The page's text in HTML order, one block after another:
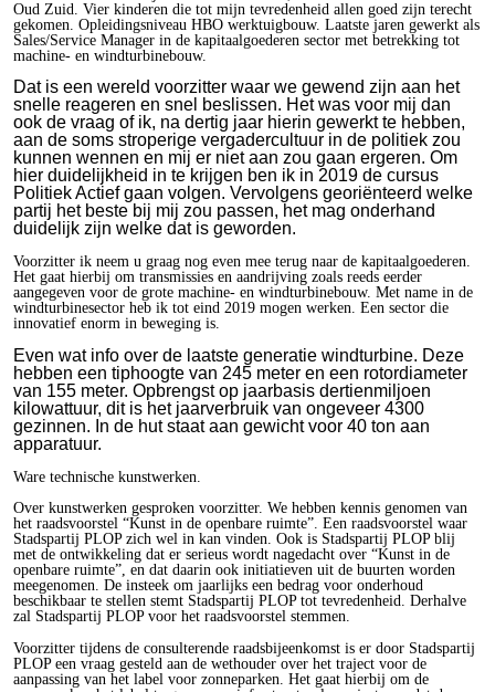
Oud Zuid. Vier kinderen die tot mijn tevredenheid allen goed zijn terecht
gekomen. Opleidingsniveau HBO werktuigbouw. Laatste jaren gewerkt als
Sales/Service Manager in de kapitaalgoederen sector met betrekking tot
machine- en windturbinebouw.
Dat is een wereld voorzitter waar we gewend zijn aan het
snelle reageren en snel beslissen. Het was voor mij dan
ook de vraag of ik, na dertig jaar hierin gewerkt te hebben,
aan de soms stroperige vergadercultuur in de politiek zou
kunnen wennen en mij er niet aan zou gaan ergeren. Om
hier duidelijkheid in te krijgen ben ik in 2019 de cursus
Politiek Actief gaan volgen. Vervolgens georiënteerd welke
partij het beste bij mij zou passen, het mag onderhand
duidelijk zijn welke dat is geworden.
Voorzitter ik neem u graag nog even mee terug naar de kapitaalgoederen.
Het gaat hierbij om transmissies en aandrijving zoals reeds eerder
aangegeven voor de grote machine- en windturbinebouw. Met name in de
windturbinesector heb ik tot eind 2019 mogen werken. Een sector die
innovatief enorm in beweging is.
Even wat info over de laatste generatie windturbine. Deze
hebben een tiphoogte van 245 meter en een rotordiameter
van 155 meter. Opbrengst op jaarbasis dertienmiljoen
kilowattuur, dit is het jaarverbruik van ongeveer 4300
gezinnen. In de hut staat aan gewicht voor 40 ton aan
apparatuur.
Ware technische kunstwerken.
Over kunstwerken gesproken voorzitter. We hebben kennis genomen van
het raadsvoorstel “Kunst in de openbare ruimte”. Een raadsvoorstel waar
Stadspartij PLOP zich wel in kan vinden. Ook is Stadspartij PLOP blij
met de ontwikkeling dat er serieus wordt nagedacht over “Kunst in de
openbare ruimte”, en dat daarin ook initiatieven uit de buurten worden
meegenomen. De insteek om jaarlijks een bedrag voor onderhoud
beschikbaar te stellen stemt Stadspartij PLOP tot tevredenheid. Derhalve
zal Stadspartij PLOP voor het raadsvoorstel stemmen.
Voorzitter tijdens de consulterende raadsbijeenkomst is er door Stadspartij
PLOP een vraag gesteld aan de wethouder over het traject voor de
aanpassing van het label voor zonneparken. Het gaat hierbij om de